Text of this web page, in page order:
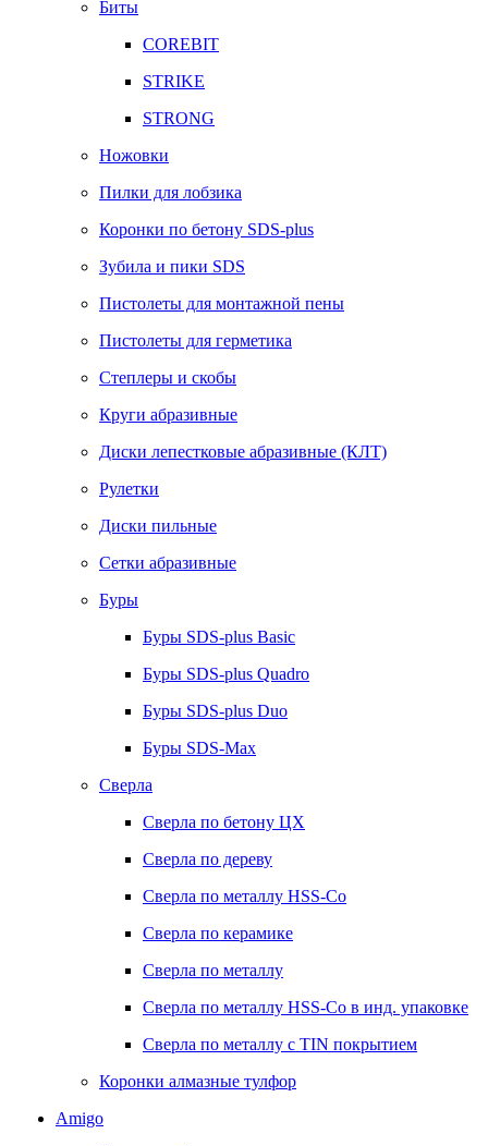
Биты
COREBIT
STRIKE
STRONG
Ножовки
Пилки для лобзика
Коронки по бетону SDS-plus
Зубила и пики SDS
Пистолеты для монтажной пены
Пистолеты для герметика
Степлеры и скобы
Круги абразивные
Диски лепестковые абразивные (КЛТ)
Рулетки
Диски пильные
Сетки абразивные
Буры
Буры SDS-plus Basic
Буры SDS-plus Quadro
Буры SDS-plus Duo
Буры SDS-Max
Сверла
Сверла по бетону ЦХ
Сверла по дереву
Сверла по металлу HSS-Co
Сверла по керамике
Сверла по металлу
Сверла по металлу HSS-Co в инд. упаковке
Сверла по металлу с TIN покрытием
Коронки алмазные тулфор
Amigo